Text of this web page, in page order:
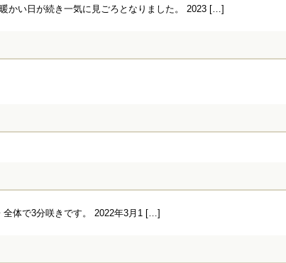
かい日が続き一気に見ごろとなりました。 2023 […]
全体で3分咲きです。 2022年3月1 […]